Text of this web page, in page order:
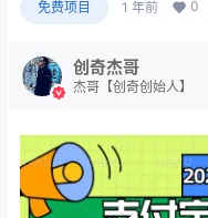
免费项目 1 年前 0
创奇杰哥
杰哥【创奇创始人】